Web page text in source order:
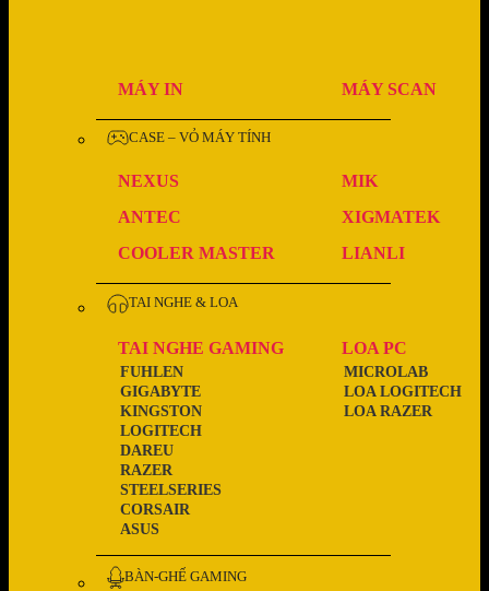
MÁY IN MÁY SCAN
CASE – VỎ MÁY TÍNH
NEXUS
MIK
ANTEC
XIGMATEK
COOLER MASTER
LIANLI
TAI NGHE & LOA
TAI NGHE GAMING
ASUS
CORSAIR
STEELSERIES
RAZER
DAREU
LOGITECH
KINGSTON
GIGABYTE
FUHLEN
LOA PC
LOA RAZER
LOA LOGITECH
MICROLAB
BÀN-GHẾ GAMING